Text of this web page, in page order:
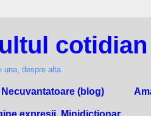
cotidian
una, despre alta.
Necuvantatoare (blog)
expresii. Minidictionar